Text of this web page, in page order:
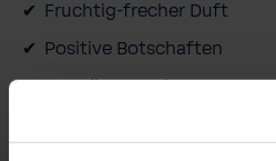
Fruchtig-frecher Duft
Positive Botschaften
Trendiges Design